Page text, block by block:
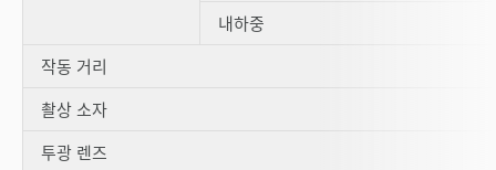
내하중
작동 거리
촬상 소자
투광 렌즈